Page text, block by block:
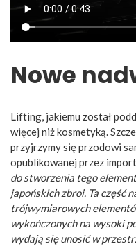
Nowe
Lifting, jakiemu został
więcej niż kosmetyką.
przyjrzymy się przodowi
opublikowanej przez
do stworzenia tego
japońskich zbroi. Ta część
trójwymiarowych
wykończonych na wysoki
wydają się unosić w